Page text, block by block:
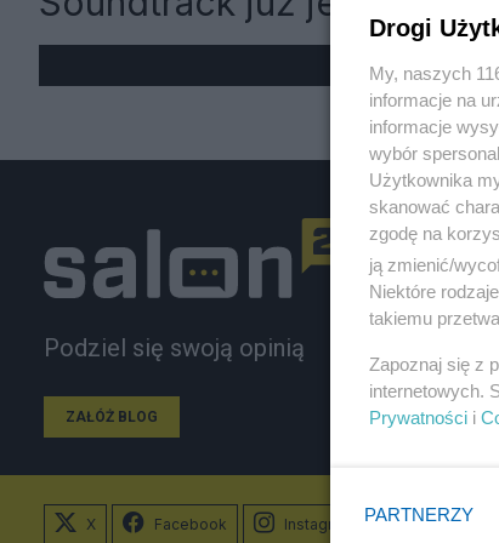
Podziel się swoją opinią
ZAŁÓŻ BLOG
X Facebook Instagram
Drogi
My, naszych
informacje na
informacje
wybór
Użytkownika
skanować
zgodę na
ją zmienić/
Niektóre
takiemu
Zapoznaj się z
internetowych.
Prywatności i
PARTNERZY